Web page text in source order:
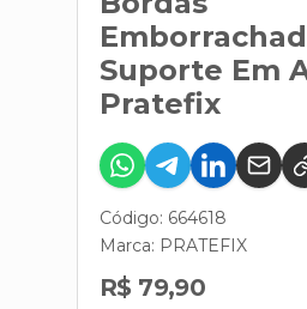
Suporte Em
Pratefix
Código: 664618
Marca: PRATEFIX
R$ 79,90